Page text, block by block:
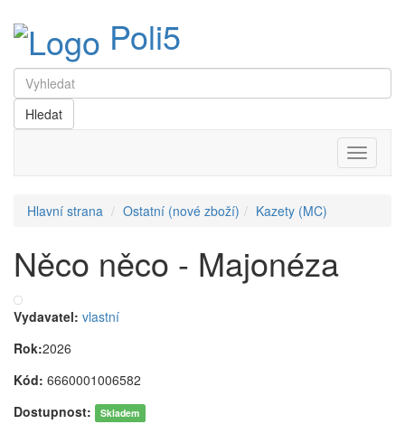
Poli5
Menu
Hlavní strana Ostatní (nové zboží) Kazety (MC)
Něco něco - Majonéza
Vydavatel: vlastní
Rok:2026
Kód: 6660001006582
Dostupnost:
Skladem